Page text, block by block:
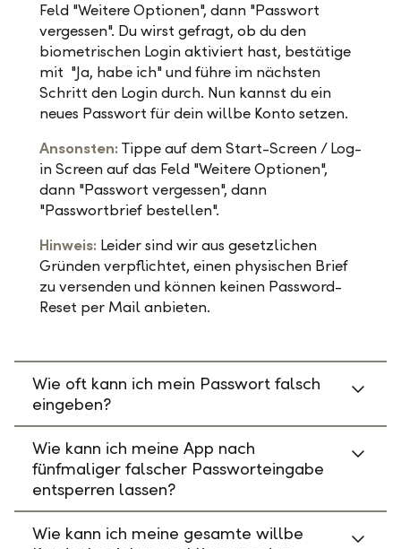
Feld "Weitere Optionen", dann "Passwort
vergessen". Du wirst gefragt, ob du den
biometrischen Login aktiviert hast, bestätige
mit "Ja, habe ich" und führe im nächsten
Schritt den Login durch. Nun kannst du ein
neues Passwort für dein willbe Konto setzen.
Ansonsten: Tippe auf dem Start-Screen / Log-
in Screen auf das Feld "Weitere Optionen",
dann "Passwort vergessen", dann
"Passwortbrief bestellen".
Hinweis: Leider sind wir aus gesetzlichen
Gründen verpflichtet, einen physischen Brief
zu versenden und können keinen Password-
Reset per Mail anbieten.
Wie oft kann ich mein Passwort falsch
eingeben?
Wie kann ich meine App nach
fünfmaliger falscher Passworteingabe
entsperren lassen?
Wie kann ich meine gesamte willbe